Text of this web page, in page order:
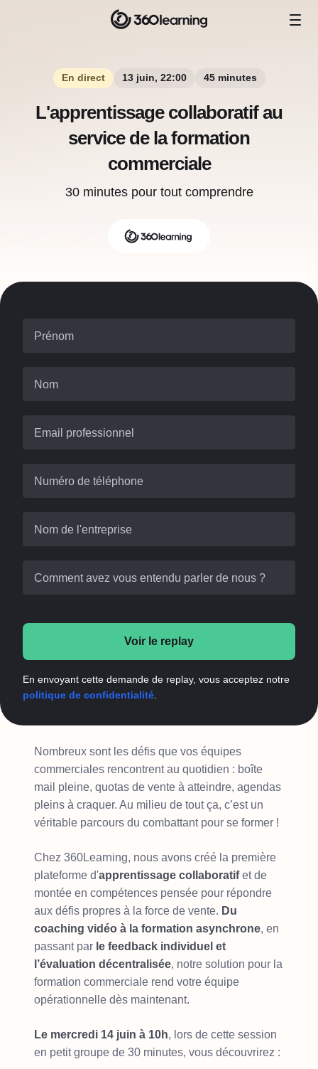
En direct 13 juin, 22:00 45 minutes
L'apprentissage collaboratif au
service de la formation
commerciale
30 minutes pour tout comprendre
Prénom
Nom
Email professionnel
Numéro de téléphone
Nom de l'entreprise
Comment avez vous entendu parler de nous ?
Voir le replay
En envoyant cette demande de replay, vous acceptez notre
politique de confidentialité
Nombreux sont les défis que vos équipes
commerciales rencontrent au quotidien : boîte
mail pleine, quotas de vente à atteindre, agendas
pleins à craquer. Au milieu de tout ça, c’est un
véritable parcours du combattant pour se former !
Chez 360Learning, nous avons créé la première
plateforme d'apprentissage collaboratifet de
montée en compétences pensée pour répondre
aux défis propres à la force de vente. Du
coaching vidéo à la formation asynchrone, en
passant par le feedback individuel et
l’évaluation décentralisée, notre solution pour la
formation commerciale rend votre équipe
opérationnelle dès maintenant.
Le mercredi 14 juin à 10h, lors de cette session
en petit groupe de 30 minutes, vous découvrirez :